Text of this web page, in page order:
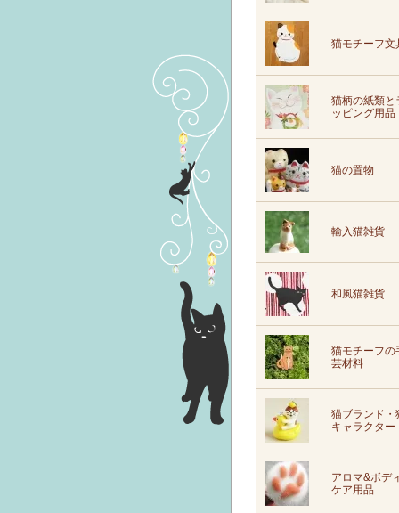
猫モチーフ文
猫柄の紙類と
ッピング用品
猫の置物
輸入猫雑貨
和風猫雑貨
猫モチーフの
芸材料
猫ブランド・
キャラクター
アロマ&ボデ
ケア用品